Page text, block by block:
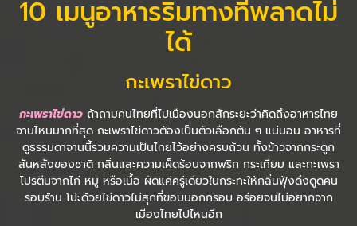
10 เมนูอาหารริมทางที่พลาดไม่
ได้
กะเพราไข่ดาว
กะเพราไข่ดาว ถ้าถามคนไทยที่ไปเมืองนอกสักระยะว่าคิดถึงอาหารไทย
จานไหนมากที่สุด กะเพราไข่ดาวต้องเป็นตัวเลือกต้น ๆ แน่นอน อาหารที่
ดูธรรมดาจานนี้รวมความเป็นไทยไว้อย่างครบถ้วน ทั้งข้าวจากกระดูก
สันหลังของชาติ กลิ่นและความเผ็ดร้อนจากพริก กระเทียม และกะเพรา
โปรตีนจากไก่ หมู หรือเนื้อ ผัดแค่ครู่เดียวในกระทะให้กลิ่นฟุ้งดึงดูดคน
รอบร้าน โปะด้วยไข่ดาวไม่สุกที่ขอบนอกกรอบ อร่อยจนไม่อยากจาก
เมืองไทยไปไหนอีก